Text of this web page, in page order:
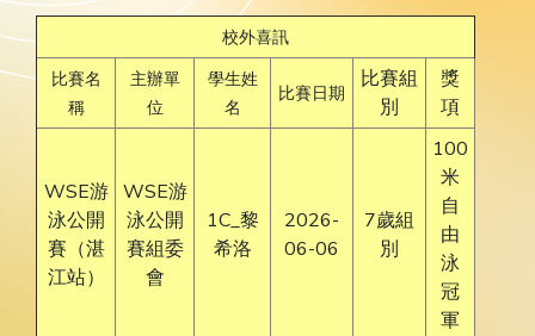
校外喜訊
比賽名
稱
主辦單
位
學生姓
名
比賽日期
比賽組
別
獎
項
WSE游
泳公開
賽（湛
江站）
WSE游
泳公開
賽組委
會
1C_黎
希洛
2026-
06-06
7歲組
別
100
米
自
由
泳
冠
軍